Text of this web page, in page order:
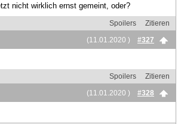
nicht wirklich ernst gemeint, oder?
Spoilers
Zitieren
(11.01.2020 )
#327
Spoilers
Zitieren
(11.01.2020 )
#328